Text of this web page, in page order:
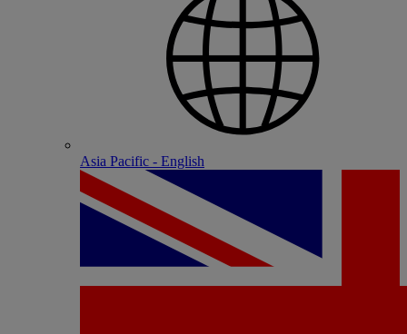
Asia Pacific - English